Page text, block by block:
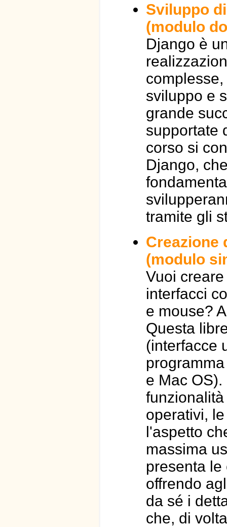
Sviluppo
(modulo
Django è
sviluppo e
grande
supportate
corso si
Django,
tramite gli
Creazione
(modulo
Vuoi
interfacci
e mouse?
Questa
(interfacce
e Mac
operativi,
l'aspetto
massima
presenta
offrendo
da sé i
che, di